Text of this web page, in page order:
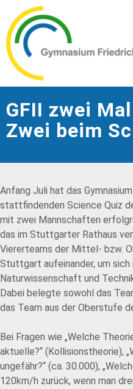
GFII zwei
Zwei beim
Anfang Juli hat das
stattfindenden Science Quiz
mit zwei Mannschaften
das im Stuttgarter Rathaus
Viererteams der Mittel- bzw.
Stuttgart aufeinander, um sich
Naturwissenschaft und
Dabei belegte sowohl das
das Team aus der Oberstufe
Bei Fragen wie „Welche
aktuelle?“ (Kollisionstheorie),
ungefähr?“ (ca. 30.000),
120km/h zurück, wenn man